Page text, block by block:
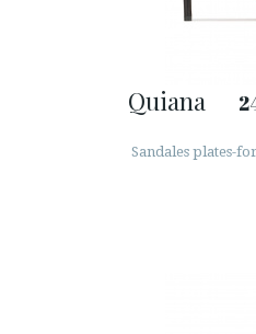
Quiana
Sandales plates-